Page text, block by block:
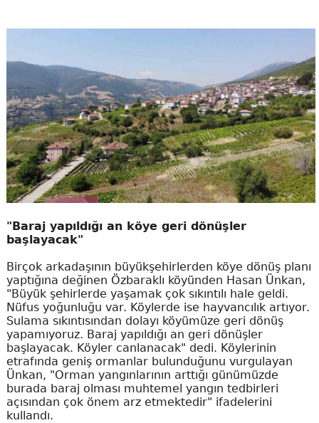
"Baraj yapıldığı an köye geri dönüşler
başlayacak"
Birçok arkadaşının büyükşehirlerden köye dönüş planı
yaptığına değinen Özbaraklı köyünden Hasan Ünkan,
"Büyük şehirlerde yaşamak çok sıkıntılı hale geldi.
Nüfus yoğunluğu var. Köylerde ise hayvancılık artıyor.
Sulama sıkıntısından dolayı köyümüze geri dönüş
yapamıyoruz. Baraj yapıldığı an geri dönüşler
başlayacak. Köyler canlanacak" dedi. Köylerinin
etrafında geniş ormanlar bulunduğunu vurgulayan
Ünkan, "Orman yangınlarının arttığı günümüzde
burada baraj olması muhtemel yangın tedbirleri
açısından çok önem arz etmektedir" ifadelerini
kullandı.